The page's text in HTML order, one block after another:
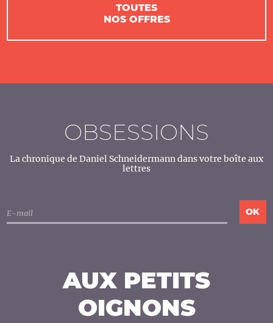
TOUTES
NOS OFFRES
OBSESSIONS
La chronique de Daniel Schneidermann dans votre boîte aux
lettres
AUX PETITS
OIGNONS